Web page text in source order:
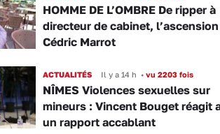
HOMME DE L’OMBRE De ripper à
directeur de cabinet,
Cédric Marrot
ACTUALITÉS Il y a 14 h •vu 2203 fois
NÎMES Violences sexuelles sur
mineurs : Vincent Bouget réagit
un rapport accablant